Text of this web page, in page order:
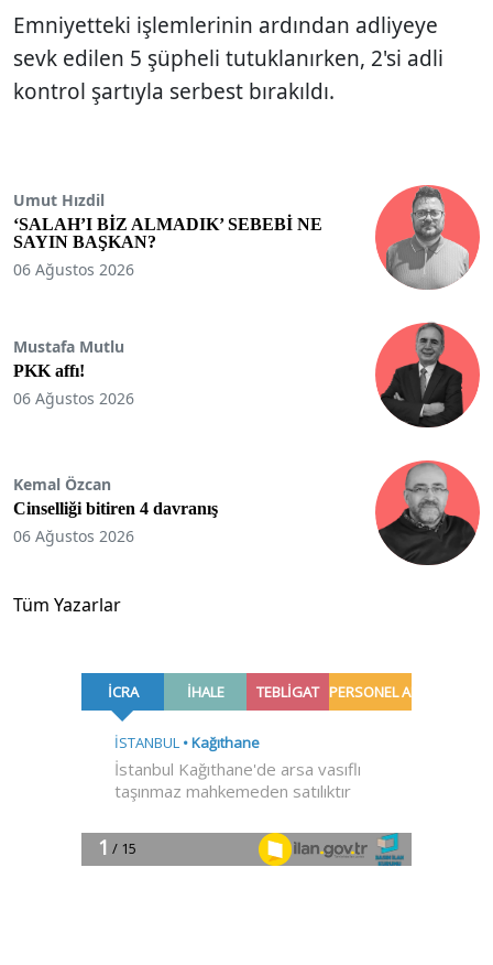
Emniyetteki işlemlerinin ardından adliyeye
sevk edilen 5 şüpheli tutuklanırken, 2'si adli
kontrol şartıyla serbest bırakıldı.
Umut Hızdil
‘SALAH’I BİZ ALMADIK’ SEBEBİ NE
SAYIN BAŞKAN?
06 Ağustos 2026
Mustafa Mutlu
PKK affı!
06 Ağustos 2026
Kemal Özcan
Cinselliği bitiren 4 davranış
06 Ağustos 2026
Tüm Yazarlar